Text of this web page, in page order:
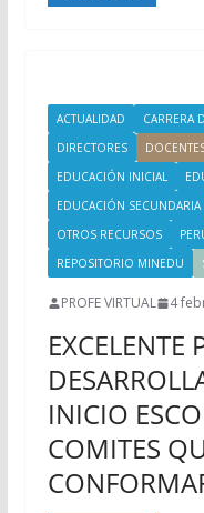
ACTUALIDAD CARRERA
DIRECTORES
EDUCACIÓN INICIAL
EDUCACIÓN SECUNDARIA
OTROS RECURSOS
REPOSITORIO MINEDU
PROFE VIRTUAL 4
EXCELENTE
INICIO
COMITES